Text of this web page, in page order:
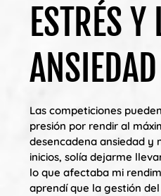
ESTRÉS Y
ANSIEDAD
Las competiciones
presión por rendir al
desencadena ansiedad y
inicios, solía dejarme
lo que afectaba mi
aprendí que la gestión